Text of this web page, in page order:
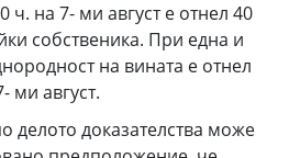
ч. на 7- ми август е отнел 40
собственика. При една и
на вината е отнел
ми август.
делото доказателства може